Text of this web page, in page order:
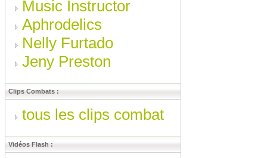
Music Instructor
Aphrodelics
Nelly Furtado
Jeny Preston
Clips Combats :
tous les clips combat
Vidéos Flash :